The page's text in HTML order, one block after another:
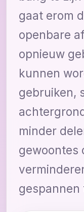
gaat erom
openbare
opnieuw
kunnen
gebruiken,
minder
gewoontes
gespannen